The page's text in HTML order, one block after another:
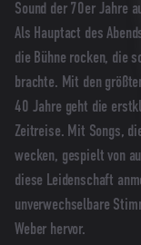
Sound der 70er Jahre
Als Hauptact des
die Bühne rocken, die
brachte. Mit den
40 Jahre geht die
Zeitreise. Mit Songs,
wecken, gespielt von
diese Leidenschaft
unverwechselbare
Weber hervor.